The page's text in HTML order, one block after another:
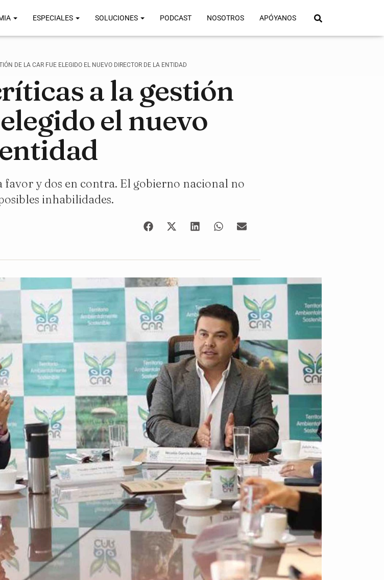
ESPECIALES SOLUCIONES PODCAST NOSOTROS APÓYANOS
DE LA CAR FUE ELEGIDO EL NUEVO DIRECTOR DE LA ENTIDAD
a la gestión
el nuevo
favor y dos en contra. El gobierno nacional no
inhabilidades.